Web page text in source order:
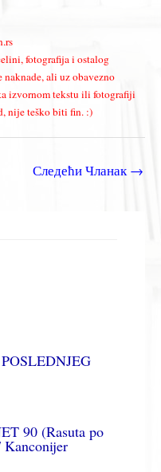
fotografija i ostalog
ali uz obavezno
izvornom tekstu ili fotografiji
nije teško biti fin. :)
Следећи Чланак →
90 (Rasuta po